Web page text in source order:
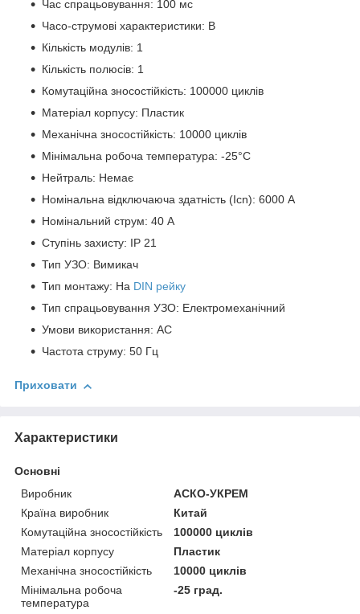
Час спрацьовування: 100 мс
Часо-струмові характеристики: B
Кількість модулів: 1
Кількість полюсів: 1
Комутаційна зносостійкість: 100000 циклів
Матеріал корпусу: Пластик
Механічна зносостійкість: 10000 циклів
Мінімальна робоча температура: -25°C
Нейтраль: Немає
Номінальна відключаюча здатність (Icn): 6000 А
Номінальний струм: 40 А
Ступінь захисту: IP 21
Тип УЗО: Вимикач
Тип монтажу: На DIN рейку
Тип спрацьовування УЗО: Електромеханічний
Умови використання: АС
Частота струму: 50 Гц
Приховати
Характеристики
Основні
Виробник
АСКО-УКРЕМ
Країна виробник
Китай
Комутаційна зносостійкість
100000 циклів
Матеріал корпусу
Пластик
Механічна зносостійкість
10000 циклів
Мінімальна робоча
температура
-25 град.